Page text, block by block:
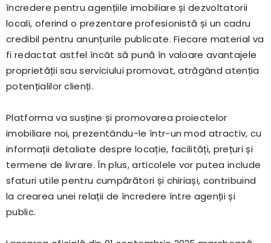
încredere pentru agențiile imobiliare și dezvoltatorii
locali, oferind o prezentare profesionistă și un cadru
credibil pentru anunțurile publicate. Fiecare material va
fi redactat astfel încât să pună în valoare avantajele
proprietății sau serviciului promovat, atrăgând atenția
potențialilor clienți.
Platforma va susține și promovarea proiectelor
imobiliare noi, prezentându-le într-un mod atractiv, cu
informații detaliate despre locație, facilități, prețuri și
termene de livrare. În plus, articolele vor putea include
sfaturi utile pentru cumpărători și chiriași, contribuind
la crearea unei relații de încredere între agenții și
public.